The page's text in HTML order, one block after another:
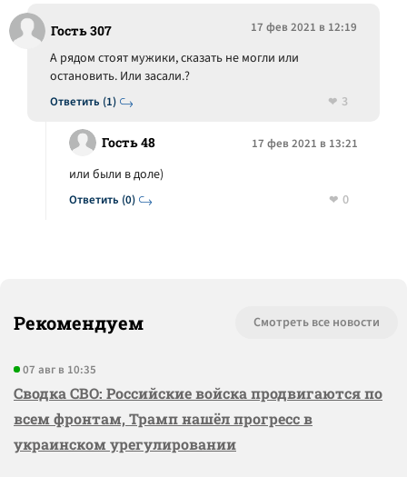
Гость 307 17 фев 2021 в 12:19
Ответить (1)
А рядом стоят мужики, сказать не могли или
остановить. Или засали.?
3
Гость 48 17 фев 2021 в 13:21
Ответить (0)
или были в доле)
0
Рекомендуем Смотреть все новости
07 авг в 10:35
Сводка СВО: Российские войска продвигаются по
всем фронтам, Трамп нашёл прогресс в
украинском урегулировании